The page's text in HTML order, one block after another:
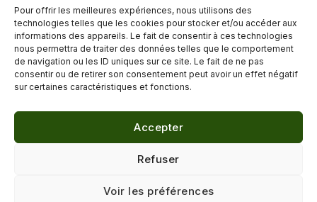
Pour offrir les meilleures expériences, nous utilisons des
technologies telles que les cookies pour stocker et/ou accéder aux
informations des appareils. Le fait de consentir à ces technologies
nous permettra de traiter des données telles que le comportement
de navigation ou les ID uniques sur ce site. Le fait de ne pas
consentir ou de retirer son consentement peut avoir un effet négatif
sur certaines caractéristiques et fonctions.
Accepter
Refuser
Voir les préférences
cheveux, préférez des méthodes sans chaleur ou des soins
lissants naturels à base d’huiles végétales et de protéines de soie.
←Article précédent Article suivant→
Confidentialité·